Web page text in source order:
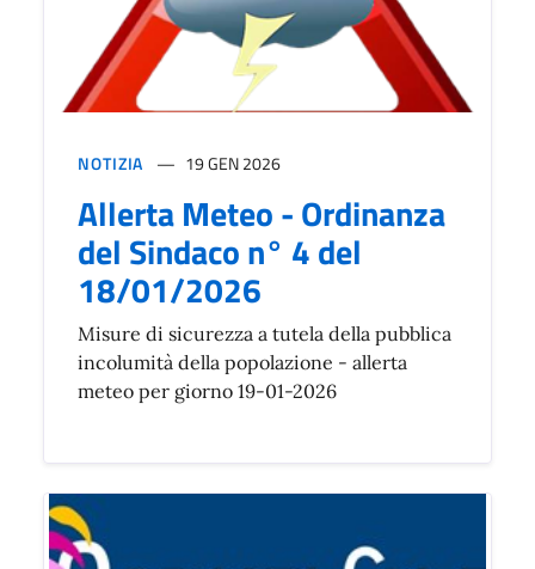
NOTIZIA 19 GEN 2026
Allerta Meteo - Ordinanza
del Sindaco n° 4 del
18/01/2026
Misure di sicurezza a tutela della pubblica
incolumità della popolazione - allerta
meteo per giorno 19-01-2026